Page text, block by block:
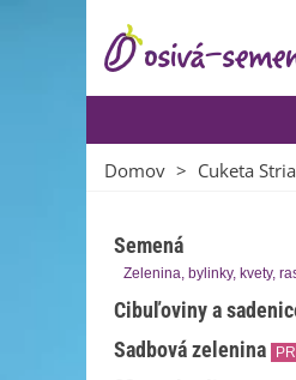
Domov > Cuketa
Semená
Zelenina, bylinky, kvety,
Cibuľoviny a
Sadbová zelenina